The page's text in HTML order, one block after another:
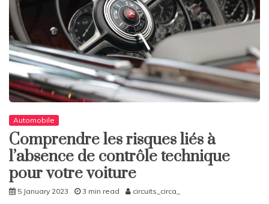
Automobile
Comprendre les risques liés à
l’absence de contrôle technique
pour votre voiture
5 January 2023 3 min read circuits_circa_